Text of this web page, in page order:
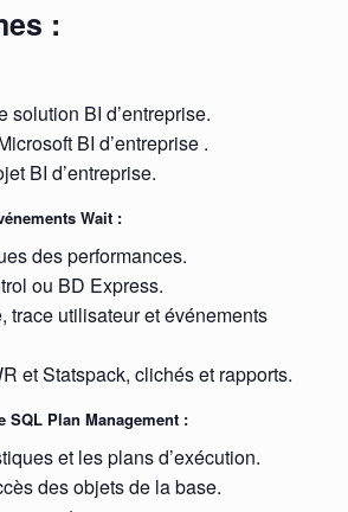
:
solution BI d’entreprise.
BI d’entreprise .
BI d’entreprise.
Wait :
des performances.
ou BD Express.
trace utilisateur et événements
et Statspack, clichés et rapports.
SQL Plan Management :
et les plans d’exécution.
des objets de la base.